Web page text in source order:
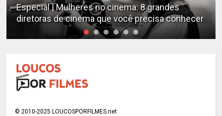
Especial | Mulheres no cinema: 8 grandes
diretoras de cinema que você precisa conhecer
© 2010-2025 LOUCOSPORFILMES.net